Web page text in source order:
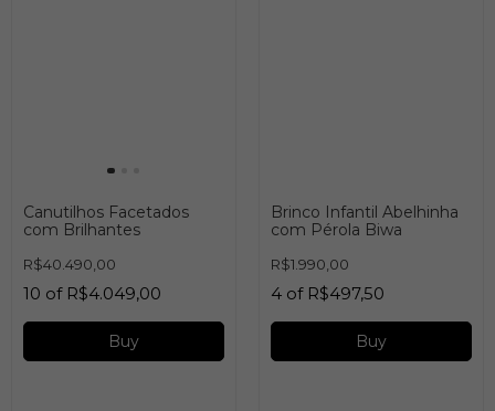
Canutilhos Facetados
com Brilhantes
R$40.490,00
10 of R$4.049,00
Buy
Brinco Infantil Abelhinha
com Pérola Biwa
R$1.990,00
4 of R$497,50
Buy